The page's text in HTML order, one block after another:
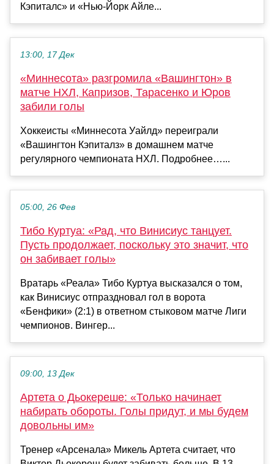
Кэпиталс» и «Нью-Йорк Айле...
13:00, 17 Дек
«Миннесота» разгромила «Вашингтон» в
матче НХЛ, Капризов, Тарасенко и Юров
забили голы
Хоккеисты «Миннесота Уайлд» переиграли
«Вашингтон Кэпиталз» в домашнем матче
регулярного чемпионата НХЛ. Подробнее…...
05:00, 26 Фев
Тибо Куртуа: «Рад, что Винисиус танцует.
Пусть продолжает, поскольку это значит, что
он забивает голы»
Вратарь «Реала» Тибо Куртуа высказался о том,
как Винисиус отпраздновал гол в ворота
«Бенфики» (2:1) в ответном стыковом матче Лиги
чемпионов. Вингер...
09:00, 13 Дек
Артета о Дьокереше: «Только начинает
набирать обороты. Голы придут, и мы будем
довольны им»
Тренер «Арсенала» Микель Артета считает, что